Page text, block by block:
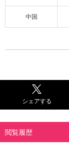
中国
シェアする
閲覧履歴